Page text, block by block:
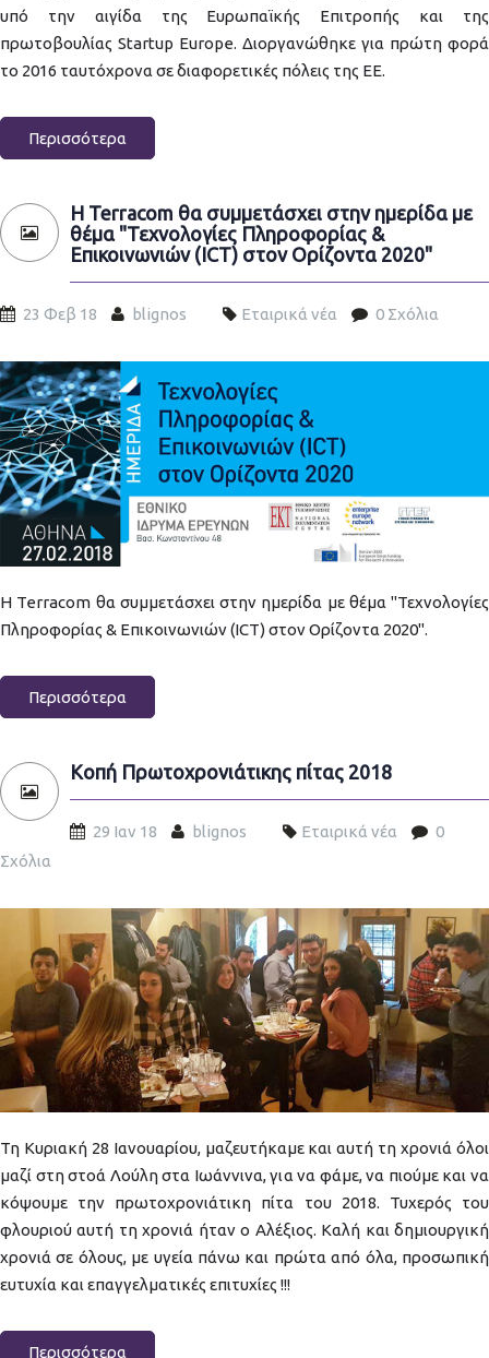
υπό την αιγίδα της Ευρωπαϊκής Επιτροπής και της
πρωτοβουλίας Startup Europe. Διοργανώθηκε για πρώτη φορά
το 2016 ταυτόχρονα σε διαφορετικές πόλεις της ΕΕ.
Περισσότερα
H Terracom θα συμμετάσχει στην ημερίδα με
θέμα "Τεχνολογίες Πληροφορίας &
Επικοινωνιών (ICT) στον Ορίζοντα 2020"
23 Φεβ 18 blignos Εταιρικά νέα 0 Σχόλια
imerida_texnologies_pliroforias.jpg
H Terracom θα συμμετάσχει στην ημερίδα με θέμα "Τεχνολογίες
Πληροφορίας & Επικοινωνιών (ICT) στον Ορίζοντα 2020".
Περισσότερα
Κοπή Πρωτοχρονιάτικης πίτας 2018
29 Ιαν 18 blignos Εταιρικά νέα
0
Σχόλια
pita2018.jpg
Τη Κυριακή 28 Ιανουαρίου, μαζευτήκαμε και αυτή τη χρονιά όλοι
μαζί στη στοά Λούλη στα Ιωάννινα, για να φάμε, να πιούμε και να
κόψουμε την πρωτοχρονιάτικη πίτα του 2018. Τυχερός του
φλουριού αυτή τη χρονιά ήταν ο Αλέξιος. Καλή και δημιουργική
χρονιά σε όλους, με υγεία πάνω και πρώτα από όλα, προσωπική
ευτυχία και επαγγελματικές επιτυχίες !!!
Περισσότερα